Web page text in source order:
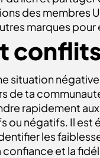
des membres
marques
situation
de ta
rapidement
ou négatifs. Il
les
et la